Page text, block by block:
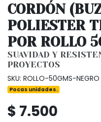
CORDÓN
POLIESTER
POR ROLLO
SUAVIDAD Y
PROYECTOS
SKU: ROLLO-50GMS-NEGRO
Pocas unidades.
$ 7.500